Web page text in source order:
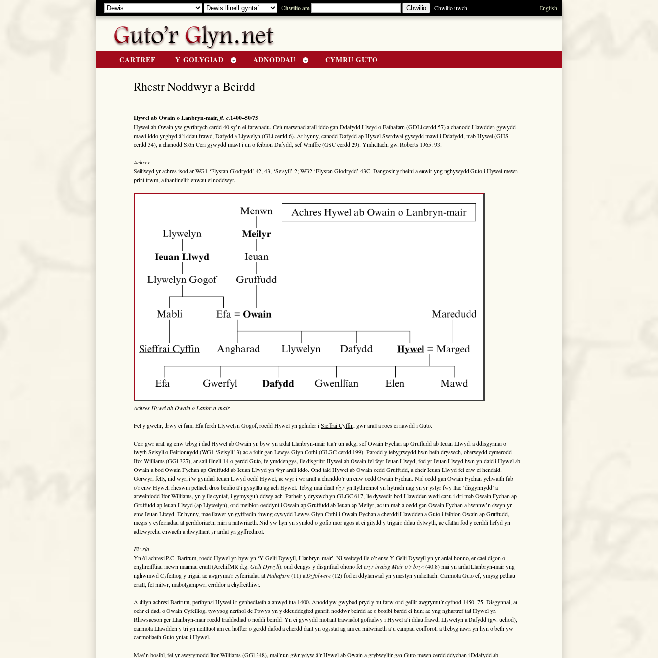
Chwilio am Chwilio uwch English
CARTREF Y GOLYGIAD ADNODDAU CYMRU GUTO
Rhestr Noddwyr a Beirdd
Hywel ab Owain o Lanbryn-mair,fl. c.1400–50/75
Hywel ab Owain yw gwrthrych cerdd 40 sy’n ei farwnadu. Ceir marwnad arall iddo gan Ddafydd Llwyd o Fathafarn (GDLl cerdd 57) a chanodd Llawdden gywydd
mawl iddo ynghyd â’i ddau frawd, Dafydd a Llywelyn (GLl cerdd 6). At hynny, canodd Dafydd ap Hywel Swrdwal gywydd mawl i Ddafydd, mab Hywel (GHS
cerdd 34), a chanodd Siôn Ceri gywydd mawl i un o feibion Dafydd, sef Wmffre (GSC cerdd 29). Ymhellach, gw. Roberts 1965: 93.
Achres
Seiliwyd yr achres isod ar WG1 ‘Elystan Glodrydd’ 42, 43, ‘Seisyll’ 2; WG2 ‘Elystan Glodrydd’ 43C. Dangosir y rheini a enwir yng nghywydd Guto i Hywel mewn
print trwm, a thanlinellir enwau ei noddwyr.
Achres Hywel ab Owain o Lanbryn-mair
Fel y gwelir, drwy ei fam, Efa ferch Llywelyn Gogof, roedd Hywel yn gefnder iSieffrai Cyffin, gŵr arall a roes ei nawdd i Guto.
Ceir gŵr arall ag enw tebyg i dad Hywel ab Owain yn byw yn ardal Llanbryn-mair tua’r un adeg, sef Owain Fychan ap Gruffudd ab Ieuan Llwyd, a ddisgynnai o
lwyth Seisyll o Feirionnydd (WG1 ‘Seisyll’ 3) ac a folir gan Lewys Glyn Cothi (GLGC cerdd 199). Parodd y tebygrwydd hwn beth dryswch, oherwydd cymerodd
Ifor Williams (GGl 327), ar sail llinell 14 o gerdd Guto, fe ymddengys, lle disgrifir Hywel ab Owain fel ŵyr Ieuan Llwyd, fod yr Ieuan Llwyd hwn yn daid i Hywel ab
Owain a bod Owain Fychan ap Gruffudd ab Ieuan Llwyd yn ŵyr arall iddo. Ond taid Hywel ab Owain oedd Gruffudd, a cheir Ieuan Llwyd fel enw ei hendaid.
Gorwyr, felly, nid ŵyr, i’w gyndad Ieuan Llwyd oedd Hywel, ac ŵyr i ŵr arall a chanddo’r un enw oedd Owain Fychan. Nid oedd gan Owain Fychan ychwaith fab
o’r enw Hywel, rheswm pellach dros beidio â’i gysylltu ag ach Hywel. Tebyg mai deallŵyryn llythrennol yn hytrach nag yn yr ystyr fwy llac ‘disgynnydd’ a
arweiniodd Ifor Williams, yn y lle cyntaf, i gymysgu’r ddwy ach. Parheir y dryswch yn GLGC 617, lle dywedir bod Llawdden wedi canu i dri mab Owain Fychan ap
Gruffudd ap Ieuan Llwyd (ap Llywelyn), ond meibion oeddynt i Owain ap Gruffudd ab Ieuan ap Meilyr, ac un mab a oedd gan Owain Fychan a hwnnw’n dwyn yr
enw Ieuan Llwyd. Er hynny, mae llawer yn gyffredin rhwng cywydd Lewys Glyn Cothi i Owain Fychan a cherddi Llawdden a Guto i feibion Owain ap Gruffudd,
megis y cyfeiriadau at gerddoriaeth, miri a milwriaeth. Nid yw hyn yn syndod o gofio mor agos at ei gilydd y trigai’r ddau dylwyth, ac efallai fod y cerddi hefyd yn
adlewyrchu chwaeth a diwylliant yr ardal yn gyffredinol.
Ei yrfa
Yn ôl achresi P.C. Bartrum, roedd Hywel yn byw yn ‘Y Gelli Dywyll, Llanbryn-mair’. Ni welwyd lle o’r enw Y Gelli Dywyll yn yr ardal honno, er cael digon o
enghreifftiau mewn mannau eraill (ArchifMR d.g. Gelli Dywyll), ond dengys y disgrifiad ohono feleryr braisg Mair o’r bryn(40.8) mai yn ardal Llanbryn-mair yng
nghwmwd Cyfeiliog y trigai, ac awgryma’r cyfeiriadau at Fathafarn(11) a Dyfolwern(12) fod ei ddylanwad yn ymestyn ymhellach. Canmola Guto ef, ymysg pethau
eraill, fel milwr, mabolgampwr, cerddor a chyfreithiwr.
A dilyn achresi Bartrum, perthynai Hywel i’r genhedlaeth a anwyd tua 1400. Anodd yw gwybod pryd y bu farw ond gellir awgrymu’r cyfnod 1450–75. Disgynnai, ar
ochr ei dad, o Owain Cyfeiliog, tywysog nerthol de Powys yn y ddeuddegfed ganrif, noddwr beirdd ac o bosibl bardd ei hun; ac yng nghartref tad Hywel yn
Rhiwsaeson ger Llanbryn-mair roedd traddodiad o noddi beirdd. Yn ei gywydd moliant trawiadol gofiadwy i Hywel a’i ddau frawd, Llywelyn a Dafydd (gw. uchod),
canmola Llawdden y tri yn neilltuol am eu hoffter o gerdd dafod a cherdd dant yn ogystal ag am eu milwriaeth a’u campau corfforol, a thebyg iawn yn hyn o beth yw
canmoliaeth Guto yntau i Hywel.
Mae’n bosibl, fel yr awgrymodd Ifor Williams (GGl 348), mai’r un gŵr ydyw â’r Hywel ab Owain a grybwyllir gan Guto mewn cerdd ddychan iDdafydd ab